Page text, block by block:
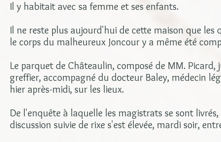
Il y habitait avec sa femme et ses enfants.
Il ne reste plus aujourd'hui de cette maison que
le corps du malheureux Joncour y a même été
Le parquet de Châteaulin, composé de MM.
greffier, accompagné du docteur Baley, médecin
hier après-midi, sur les lieux.
De l'enquête à laquelle les magistrats se sont
discussion suivie de rixe s'est élevée, mardi soir,